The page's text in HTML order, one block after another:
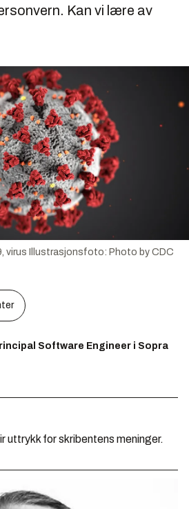
Kan vi lære av
virus Illustrasjonsfoto: Photo by CDC
Software Engineer i Sopra
uttrykk for skribentens meninger.